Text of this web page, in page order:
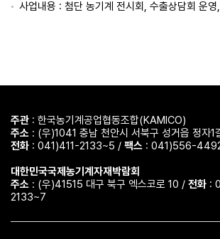
사업내용 : 첨단 농기계 전시회, 수출상담회 운
주관 : 한국농기계공업협동조합(KAMICO)
주소 : (우)1041 충남 천안시 서북구 성거읍 정자1
전화 : 041)411-2133~5 / 팩스 : 041)556-
대한민국국제농기계자재박람회
주소 : (우)41515 대구 북구 엑스코로 10 / 전화 :
2133~7